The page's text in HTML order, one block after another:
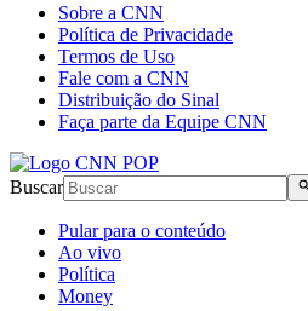
Sobre a CNN
Política de Privacidade
Termos de Uso
Fale com a CNN
Distribuição do Sinal
Faça parte da Equipe CNN
Buscar
Pular para o conteúdo
Ao vivo
Política
Money